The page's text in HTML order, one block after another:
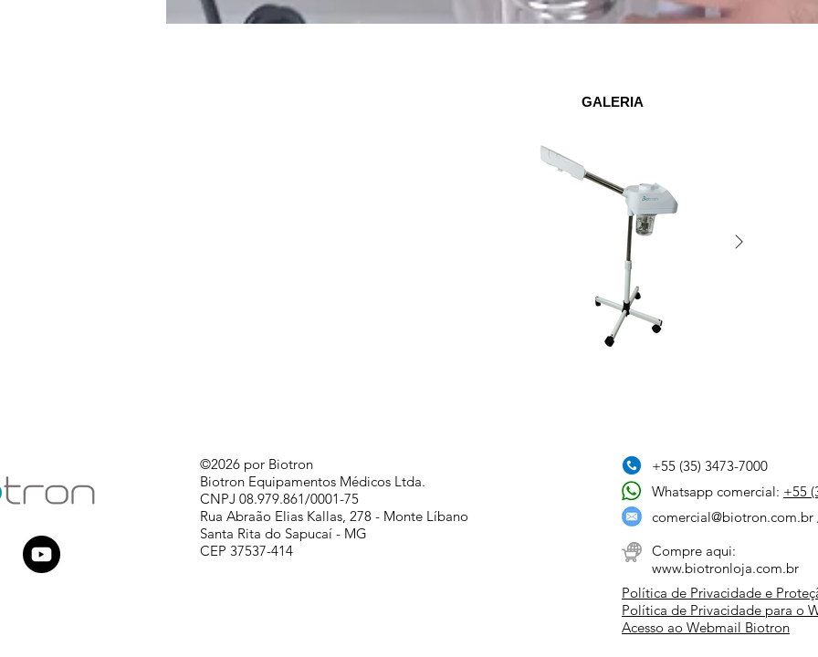
GALERIA
©2026 por Biotron
Biotron Equipamentos Médicos Ltda.
CNPJ 08.979.861/0001-75
Rua Abraão Elias Kallas, 278 - Monte Líbano
Santa Rita do Sapucaí - MG
CEP 37537-414 ​
+55 (35) 3473-7000
Whatsapp comercial: +55
comercial@biotron.com.br
Compre aqui:
www.biotronloja.com.br
Política de Privacidade e
Política de Privacidade para o
Acesso ao Webmail Biotron